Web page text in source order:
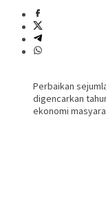
Perbaikan
digencarkan
ekonomi